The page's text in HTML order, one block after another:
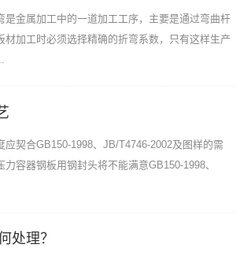
金属加工中的一道加工工序，主要是通过弯曲杆
加工时必须选择精确的折弯系数，只有这样生产
合GB150-1998、JB/T4746-2002及图样的需
器钢板用钢封头将不能满意GB150-1998、
处理？